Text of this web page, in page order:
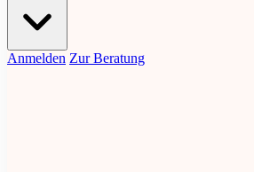
Anmelden Zur Beratung